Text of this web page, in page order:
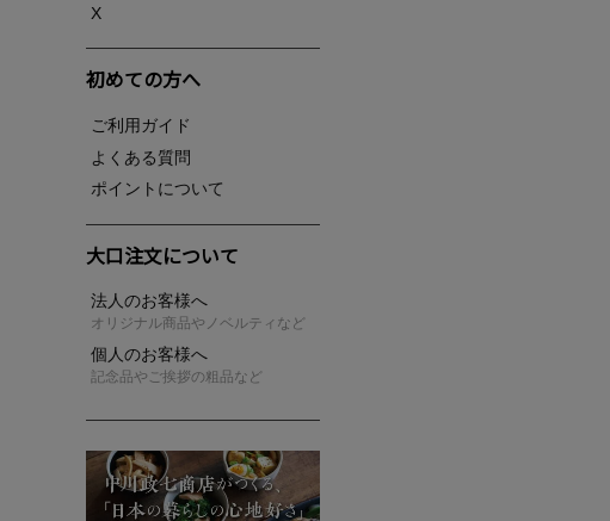
X
初めての方へ
ご利用ガイド
よくある質問
ポイントについて
大口注文について
法人のお客様へ
オリジナル商品やノベルティなど
個人のお客様へ
記念品やご挨拶の粗品など